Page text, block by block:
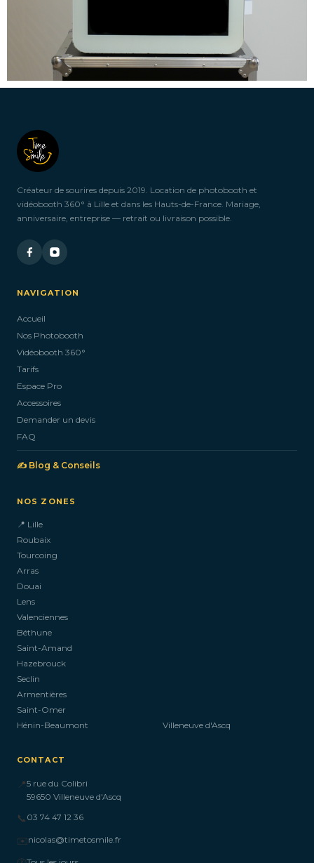
Créateur de sourires depuis 2019. Location de photobooth et
vidéobooth 360° à Lille et dans les Hauts-de-France. Mariage,
anniversaire, entreprise — retrait ou livraison possible.
NAVIGATION
Accueil
Nos Photobooth
Vidéobooth 360°
Tarifs
Espace Pro
Accessoires
Demander un devis
FAQ
✍️ Blog & Conseils
NOS ZONES
📍 Lille
Roubaix
Tourcoing
Arras
Douai
Lens
Valenciennes
Béthune
Saint-Amand
Hazebrouck
Seclin
Armentières
Saint-Omer
Hénin-Beaumont
Villeneuve d'Ascq
CONTACT
📍5 rue du Colibri
59650 Villeneuve d'Ascq
📞 03 74 47 12 36
✉️nicolas@timetosmile.fr